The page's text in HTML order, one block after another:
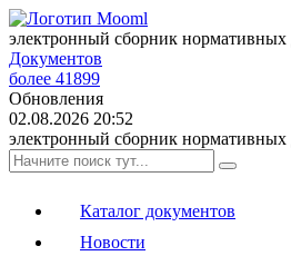
электронный сборник нормативных
Документов
более 41899
Обновления
02.08.2026 20:52
электронный сборник нормативных
Каталог документов
Новости